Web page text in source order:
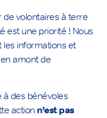
de volontaires à terre
est une priorité ! Nous
informations et
amont de
à des bénévoles
action n’est pas